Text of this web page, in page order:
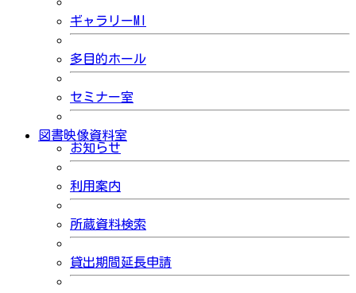
ギャラリーMI
多目的ホール
セミナー室
図書映像資料室
お知らせ
利用案内
所蔵資料検索
貸出期間延長申請